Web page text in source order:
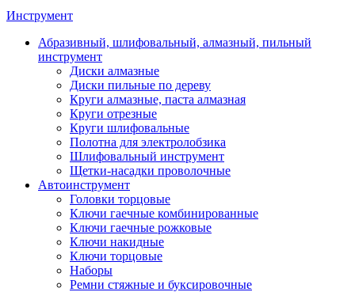
Инструмент
Абразивный, шлифовальный, алмазный, пильный
инструмент
Диски алмазные
Диски пильные по дереву
Круги алмазные, паста алмазная
Круги отрезные
Круги шлифовальные
Полотна для электролобзика
Шлифовальный инструмент
Щетки-насадки проволочные
Автоинструмент
Головки торцовые
Ключи гаечные комбинированные
Ключи гаечные рожковые
Ключи накидные
Ключи торцовые
Наборы
Ремни стяжные и буксировочные